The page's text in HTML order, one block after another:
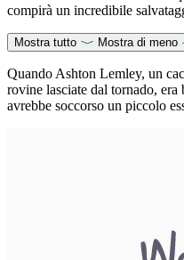
compirà un incredibile
Mostra tutto Mostra di meno
Quando Ashton Lemley, un
rovine lasciate dal tornado,
avrebbe soccorso un piccolo